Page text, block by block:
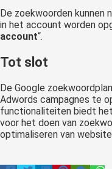
De zoekwoorden kunnen
in het account worden
account“.
Tot slot
De Google
Adwords campagnes te
functionaliteiten biedt
voor het doen van
optimaliseren van